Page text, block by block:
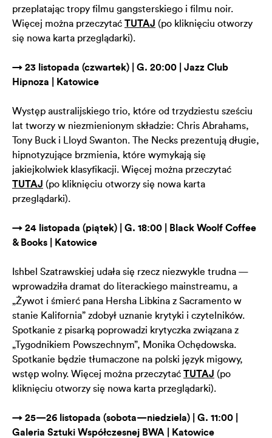
przeplatając tropy filmu gangsterskiego i filmu noir.
Więcej można przeczytać TUTAJ (po kliknięciu otworzy
się nowa karta przeglądarki).
→ 23 listopada (czwartek) | G. 20:00 | Jazz Club
Hipnoza | Katowice
Występ australijskiego trio, które od trzydziestu sześciu
lat tworzy w niezmienionym składzie: Chris Abrahams,
Tony Buck i Lloyd Swanton. The Necks prezentują długie,
hipnotyzujące brzmienia, które wymykają się
jakiejkolwiek klasyfikacji. Więcej można przeczytać
TUTAJ (po kliknięciu otworzy się nowa karta
przeglądarki).
→ 24 listopada (piątek) | G. 18:00 | Black Woolf Coffee
& Books | Katowice
Ishbel Szatrawskiej udała się rzecz niezwykle trudna —
wprowadziła dramat do literackiego mainstreamu, a
„Żywot i śmierć pana Hersha Libkina z Sacramento w
stanie Kalifornia” zdobył uznanie krytyki i czytelników.
Spotkanie z pisarką poprowadzi krytyczka związana z
„Tygodnikiem Powszechnym”, Monika Ochędowska.
Spotkanie będzie tłumaczone na polski język migowy,
wstęp wolny. Więcej można przeczytać TUTAJ (po
kliknięciu otworzy się nowa karta przeglądarki).
→ 25—26 listopada (sobota—niedziela) | G. 11:00 |
Galeria Sztuki Współczesnej BWA | Katowice